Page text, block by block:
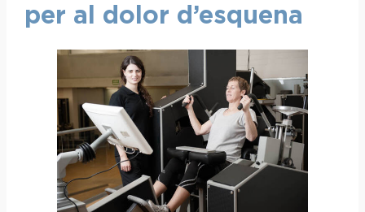
per al dolor d’esquena